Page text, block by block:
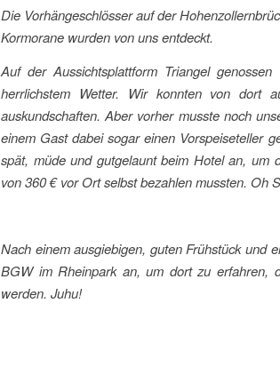
Die Vorhängeschlösser auf der
Kormorane wurden von uns entdeckt.
Auf der Aussichtsplattform Triangel
herrlichstem Wetter. Wir konnten von dort
auskundschaften. Aber vorher musste noch
einem Gast dabei sogar einen Vorspeiseteller
spät, müde und gutgelaunt beim Hotel an, um
von 360 € vor Ort selbst bezahlen mussten. Oh
Nach einem ausgiebigen, guten Frühstück und
BGW im Rheinpark an, um dort zu erfahren,
werden. Juhu!